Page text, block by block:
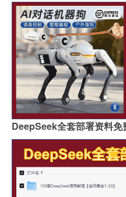
DeepSeek全套部署资料免